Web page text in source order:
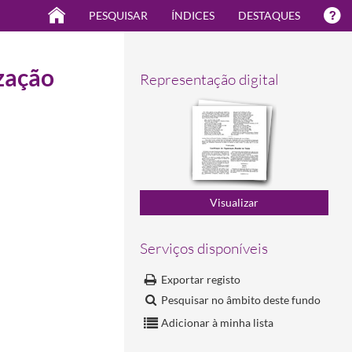
PESQUISAR ÍNDICES DESTAQUES
Representação digital
Serviços disponíveis
Exportar registo
Pesquisar no âmbito deste fundo
Adicionar à minha lista